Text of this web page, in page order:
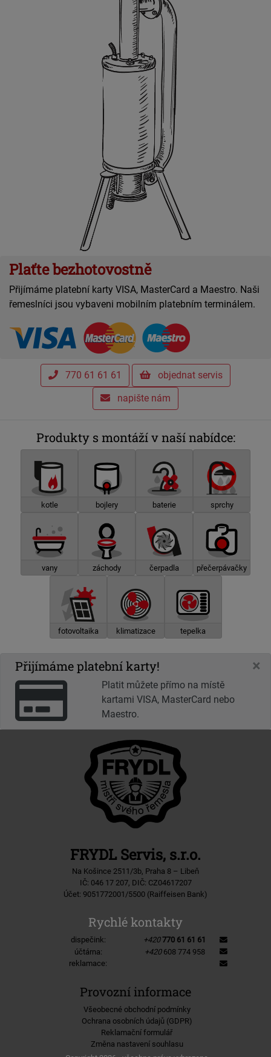
Plaťte bezhotovostně
Přijímáme platební karty VISA, MasterCard a Maestro. Naši
řemeslníci jsou vybaveni mobilním platebním terminálem.
770 61 61 61
objednat servis
napište nám
Produkty s montáží v naší nabídce:
kotle bojlery baterie sprchy
vany záchody čerpadla přečerpávačky
fotovoltaika klimatizace tepelka
Přijímáme platební karty! ×
Platit můžete přímo na místě
kartami VISA, MasterCard nebo
Maestro.
FRYDL Servis, s.r.o.
Na Košince 2511/3b, Praha 8 – Libeň
IČ: 046 17 207, DIČ: CZ04617207
Účet: 9051772001/5500 (Raiffeisen Bank)
Rychlé kontakty
dispečink: +420770 61 61 61
účtárna:
+420608 774 958
reklamace:
Provozní informace
Všeobecné obchodní podmínky
Ochrana osobních údajů (GDPR)
Reklamační formulář
Změna nastavení souhlasu